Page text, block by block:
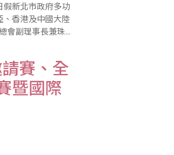
假新北市政府多功
、香港及中國大陸
會副理事長兼珠
賽、全
暨國際